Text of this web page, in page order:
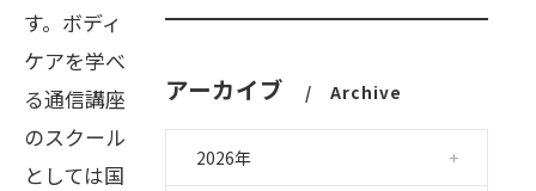
アーカイブ Archive
2026年
す。ボディ
ケアを学べ
る通信講座
のスクール
としては国